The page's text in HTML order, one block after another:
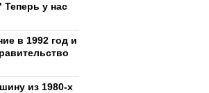
у нас
в 1992 год и
из 1980-х